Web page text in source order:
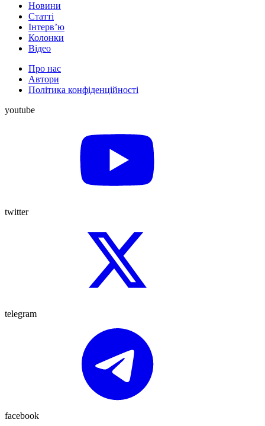
Новини
Статті
Інтерв’ю
Колонки
Відео
Про нас
Автори
Політика конфіденційності
youtube
twitter
telegram
facebook